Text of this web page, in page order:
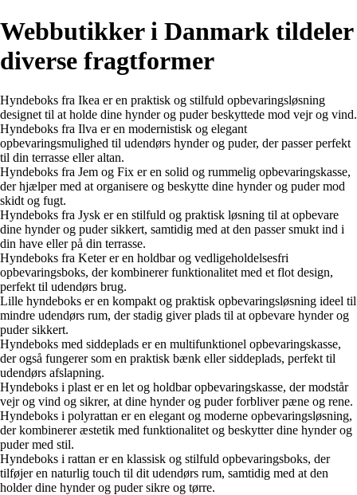
Webbutikker i Danmark tildeler
diverse fragtformer
Hyndeboks fra Ikea er en praktisk og stilfuld opbevaringsløsning
designet til at holde dine hynder og puder beskyttede mod vejr og vind.
Hyndeboks fra Ilva er en modernistisk og elegant
opbevaringsmulighed til udendørs hynder og puder, der passer perfekt
til din terrasse eller altan.
Hyndeboks fra Jem og Fix er en solid og rummelig opbevaringskasse,
der hjælper med at organisere og beskytte dine hynder og puder mod
skidt og fugt.
Hyndeboks fra Jysk er en stilfuld og praktisk løsning til at opbevare
dine hynder og puder sikkert, samtidig med at den passer smukt ind i
din have eller på din terrasse.
Hyndeboks fra Keter er en holdbar og vedligeholdelsesfri
opbevaringsboks, der kombinerer funktionalitet med et flot design,
perfekt til udendørs brug.
Lille hyndeboks er en kompakt og praktisk opbevaringsløsning ideel til
mindre udendørs rum, der stadig giver plads til at opbevare hynder og
puder sikkert.
Hyndeboks med siddeplads er en multifunktionel opbevaringskasse,
der også fungerer som en praktisk bænk eller siddeplads, perfekt til
udendørs afslapning.
Hyndeboks i plast er en let og holdbar opbevaringskasse, der modstår
vejr og vind og sikrer, at dine hynder og puder forbliver pæne og rene.
Hyndeboks i polyrattan er en elegant og moderne opbevaringsløsning,
der kombinerer æstetik med funktionalitet og beskytter dine hynder og
puder med stil.
Hyndeboks i rattan er en klassisk og stilfuld opbevaringsboks, der
tilføjer en naturlig touch til dit udendørs rum, samtidig med at den
holder dine hynder og puder sikre og tørre.